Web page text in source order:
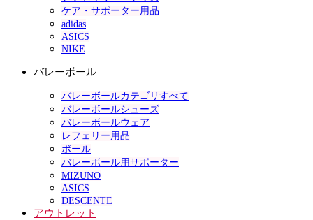
ケア・サポーター用品
adidas
ASICS
NIKE
バレーボール
バレーボールカテゴリすべて
バレーボールシューズ
バレーボールウェア
レフェリー用品
ボール
バレーボール用サポーター
MIZUNO
ASICS
DESCENTE
アウトレット